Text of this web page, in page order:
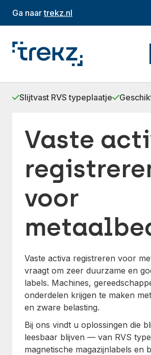
Ga naartrekz.nl
Slijtvast RVS typeplaatje
Vaste
voor
Vaste activa registreren voor
vraagt om zeer duurzame en
labels. Machines,
onderdelen krijgen te maken
en zware belasting.
Bij ons vindt u oplossingen die
leesbaar blijven — van RVS
magnetische magazijnlabels en